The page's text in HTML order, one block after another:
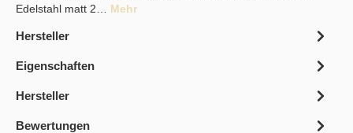
Edelstahl matt 2… Mehr
Hersteller
Eigenschaften
Hersteller
Bewertungen